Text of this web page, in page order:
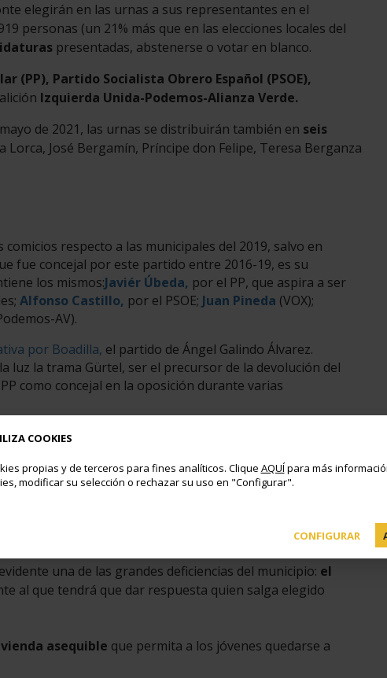
elegirán en las urnas a sus representantes en el
personas (un 21% más que en las elecciones locales del
presentadas, abstenerse o votar en blanco.
(PP), Partido Socialista Obrero Español (PSOE),
Izquierda Unida-Podemos-Alianza Verde.
de 2021, las urnas se distribuirán también en seis
Lorca, José Bergamín, Príncipe don Felipe, Teresa Berganza
respecto a las municipales del 2019, salvo en
fue concejal por este partido entre 2016-19, es su
los mismos:Javiér Úbeda, por el PP, que aspira a ser
Alfonso Castillo, por el PSOE; Juan Pineda (VOX);
AV).
por Boadilla, el partido de Ángel Galindo Álvarez.
luz la trama Gürtel, ser el precursor de la devolución del
como concejal en la oposición durante varias
54.570 habitantes en 2019, 62.627 ahora (ya estamos
una de las grandes deficiencias del municipio: el
al que tendrá que dar respuesta quien salga elegido
asequible que permita a los jóvenes quedarse a
COOKIES
propias y de terceros para fines analíticos. Clique AQUÍpara más
modificar su selección o rechazar su uso en "Configurar".
CONFIGURAR